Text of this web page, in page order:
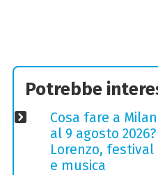
Potrebbe
Cosa fare a
al 9 agosto
Lorenzo,
e musica